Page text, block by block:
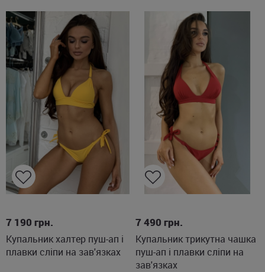
7 190 грн.
Купальник халтер пуш-ап і
плавки сліпи на зав'язках
7 490 грн.
Купальник трикутна чашка
пуш-ап і плавки сліпи на
зав'язках